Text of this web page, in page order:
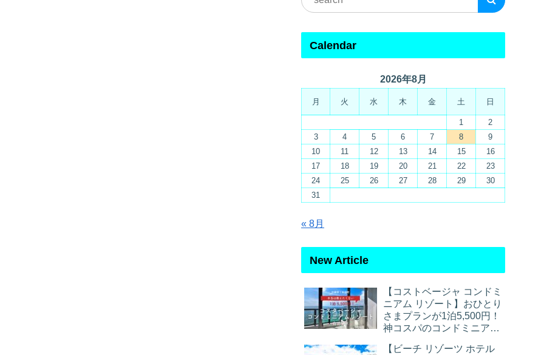
Calendar
2026年8月
月 火 水 木 金 土 日
1
2
3
4 5 6 7 8
9
10
11 12 13 14 15
16
17
18 19 20 21 22
23
24
25 26 27 28 29
30
31
« 8月
New Article
【コストベージャ コンドミ
ニアム リゾート】おひとり
さまプランが1泊5,500円！
神コスパのコンドミニアム
【ビーチ リゾーツ ホテル